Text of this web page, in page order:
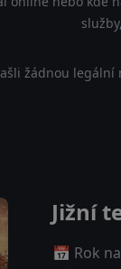
žádnou
Jižní
📅 Rok